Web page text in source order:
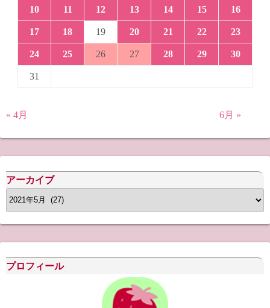
10 11 12 13 14 15 16
17 18 19 20 21 22 23
24 25 26 27 28 29 30
31
« 4月 6月 »
アーカイブ
ア
ー
カ
イ
ブ
プロフィール